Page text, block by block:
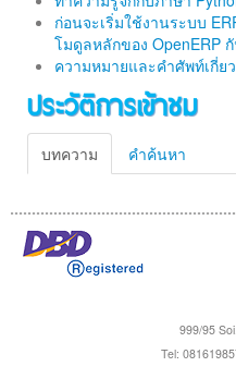
ก่อนจะเริ่มใช้งานระบบ
โมดูลหลักของ OpenERP
ความหมายและคำศัพท์เกี่ย
ประวัติการเข้าชม
บทความ คำค้นหา
999/95
Tel: